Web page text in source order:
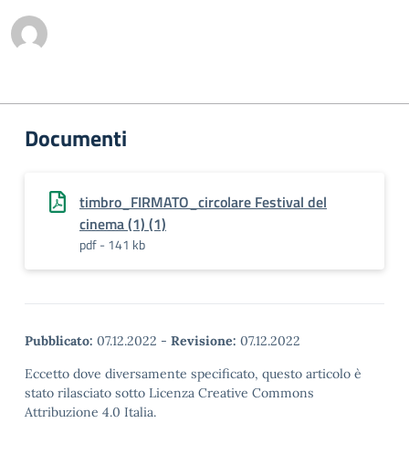
Documenti
timbro_FIRMATO_circolare Festival del
cinema (1) (1)
pdf - 141 kb
Pubblicato: 07.12.2022 - Revisione: 07.12.2022
Eccetto dove diversamente specificato, questo articolo è
stato rilasciato sotto Licenza Creative Commons
Attribuzione 4.0 Italia.